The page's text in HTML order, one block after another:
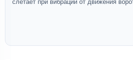
слетает при вибрации от движения